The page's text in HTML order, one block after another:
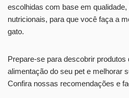
escolhidas com base em
nutricionais, para que você faça a
gato.
Prepare-se para descobrir
alimentação do seu pet e melhorar
Confira nossas recomendações e